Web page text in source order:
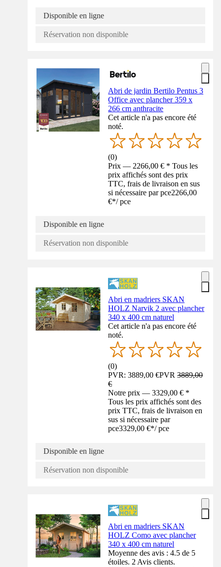
Disponible en ligne
Réservation non disponible
Abri de jardin Bertilo Pentus 3
Office avec plancher 359 x
266 cm anthracite
Cet article n'a pas encore été
noté.
(0)
Prix — 2266,00 € * Tous les
prix affichés sont des prix
TTC, frais de livraison en sus
si nécessaire par pce2266,00
€*/ pce
Disponible en ligne
Réservation non disponible
Abri en madriers SKAN
HOLZ Narvik 2 avec plancher
340 x 400 cm naturel
Cet article n'a pas encore été
noté.
(0)
PVR: 3889,00 €PVR3889,00
€
Notre prix — 3329,00 € *
Tous les prix affichés sont des
prix TTC, frais de livraison en
sus si nécessaire par
pce3329,00 €*/ pce
Disponible en ligne
Réservation non disponible
Abri en madriers SKAN
HOLZ Como avec plancher
340 x 400 cm naturel
Moyenne des avis : 4.5 de 5
étoiles. 2 Avis clients.